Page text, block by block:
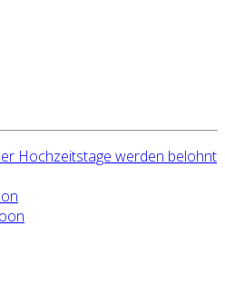
Hochzeitstage werden belohnt